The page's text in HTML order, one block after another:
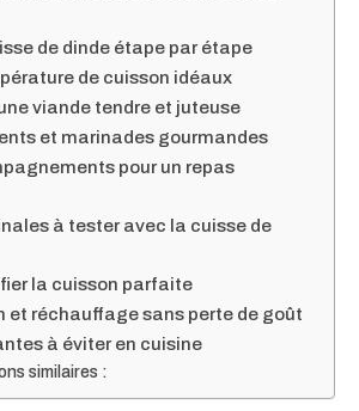
de dinde étape par étape
de cuisson idéaux
viande tendre et juteuse
et marinades gourmandes
pour un repas
à tester avec la cuisse de
la cuisson parfaite
et réchauffage sans perte de goût
à éviter en cuisine
similaires :